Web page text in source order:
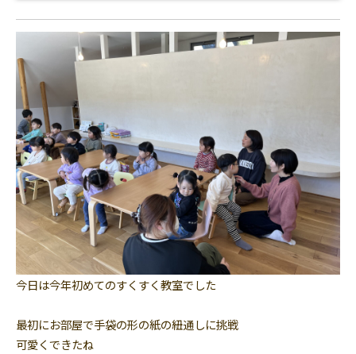
今日は今年初めてのすくすく教室でした
最初にお部屋で手袋の形の紙の紐通しに挑戦
可愛くできたね